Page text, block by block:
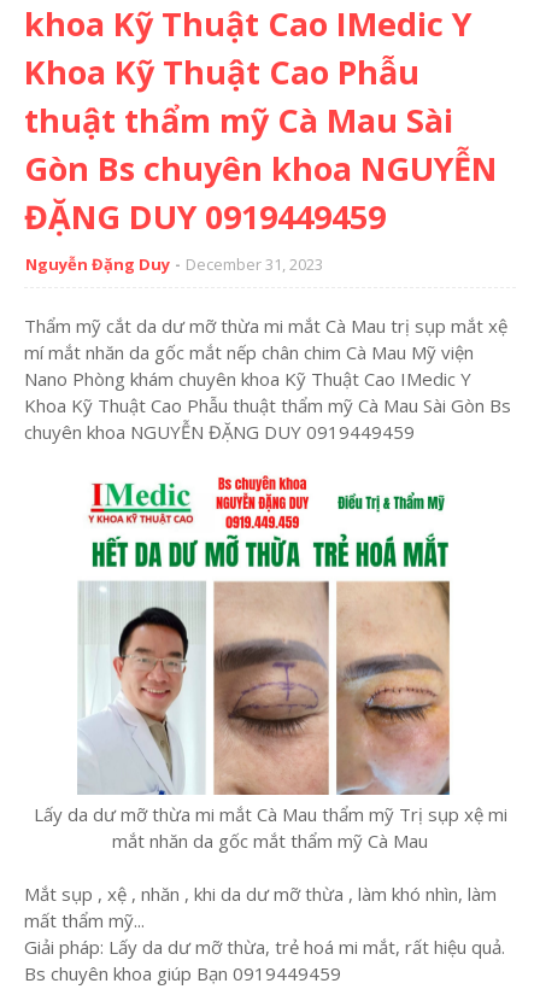
khoa Kỹ Thuật Cao IMedic Y
Khoa Kỹ Thuật Cao Phẫu
thuật thẩm mỹ Cà Mau Sài
Gòn Bs chuyên khoa NGUYỄN
ĐẶNG DUY 0919449459
Nguyễn Đặng Duy December 31, 2023
Thẩm mỹ cắt da dư mỡ thừa mi mắt Cà Mau trị sụp mắt xệ
mí mắt nhăn da gốc mắt nếp chân chim Cà Mau Mỹ viện
Nano Phòng khám chuyên khoa Kỹ Thuật Cao IMedic Y
Khoa Kỹ Thuật Cao Phẫu thuật thẩm mỹ Cà Mau Sài Gòn Bs
chuyên khoa NGUYỄN ĐẶNG DUY 0919449459
Lấy da dư mỡ thừa mi mắt Cà Mau thẩm mỹ Trị sụp xệ mi
mắt nhăn da gốc mắt thẩm mỹ Cà Mau
Mắt sụp , xệ , nhăn , khi da dư mỡ thừa , làm khó nhìn, làm
mất thẩm mỹ...
Giải pháp: Lấy da dư mỡ thừa, trẻ hoá mi mắt, rất hiệu quả.
Bs chuyên khoa giúp Bạn 0919449459